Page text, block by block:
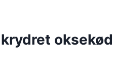
oksekød